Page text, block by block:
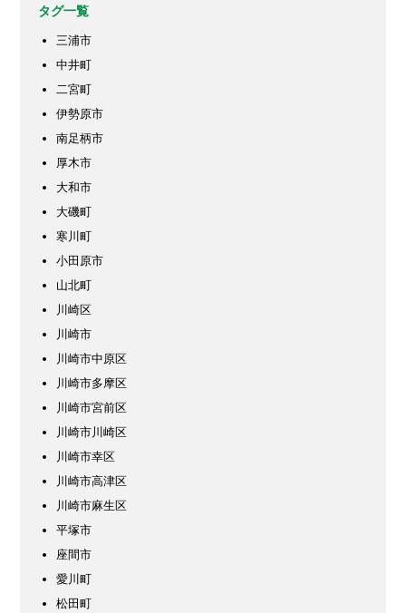
タグ一覧
三浦市
中井町
二宮町
伊勢原市
南足柄市
厚木市
大和市
大磯町
寒川町
小田原市
山北町
川崎区
川崎市
川崎市中原区
川崎市多摩区
川崎市宮前区
川崎市川崎区
川崎市幸区
川崎市高津区
川崎市麻生区
平塚市
座間市
愛川町
松田町